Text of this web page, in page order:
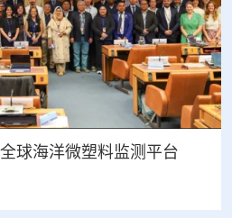
球海洋微塑料监测平台